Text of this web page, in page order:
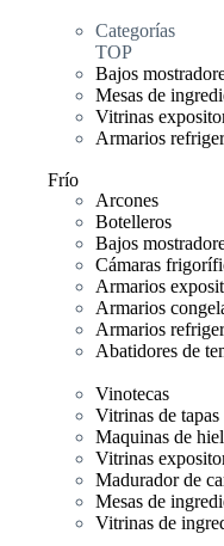
Categorías
TOP
Bajos
Mesas de
Vitrinas
Armarios
Frío
Arcones
Botelleros
Bajos
Cámaras
Armarios
Armarios
Armarios
Abatidores de
Vinotecas
Vitrinas de tapas
Maquinas de
Vitrinas
Madurador de
Mesas de
Vitrinas de